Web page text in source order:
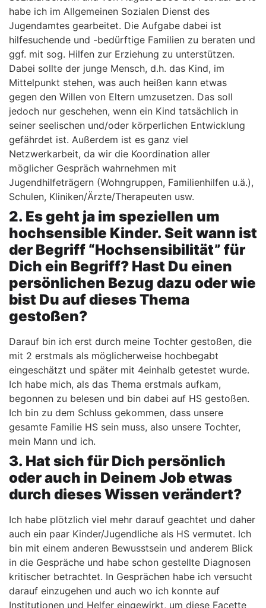
habe ich im Allgemeinen Sozialen Dienst des
Jugendamtes gearbeitet. Die Aufgabe dabei ist
hilfesuchende und -bedürftige Familien zu beraten und
ggf. mit sog. Hilfen zur Erziehung zu unterstützen.
Dabei sollte der junge Mensch, d.h. das Kind, im
Mittelpunkt stehen, was auch heißen kann etwas
gegen den Willen von Eltern umzusetzen. Das soll
jedoch nur geschehen, wenn ein Kind tatsächlich in
seiner seelischen und/oder körperlichen Entwicklung
gefährdet ist. Außerdem ist es ganz viel
Netzwerkarbeit, da wir die Koordination aller
möglicher Gespräch wahrnehmen mit
Jugendhilfeträgern (Wohngruppen, Familienhilfen u.ä.),
Schulen, Kliniken/Ärzte/Therapeuten usw.
2. Es geht ja im speziellen um
hochsensible Kinder. Seit wann ist
der Begriff “Hochsensibilität” für
Dich ein Begriff? Hast Du einen
persönlichen Bezug dazu oder wie
bist Du auf dieses Thema
gestoßen?
Darauf bin ich erst durch meine Tochter gestoßen, die
mit 2 erstmals als möglicherweise hochbegabt
eingeschätzt und später mit 4einhalb getestet wurde.
Ich habe mich, als das Thema erstmals aufkam,
begonnen zu belesen und bin dabei auf HS gestoßen.
Ich bin zu dem Schluss gekommen, dass unsere
gesamte Familie HS sein muss, also unsere Tochter,
mein Mann und ich.
3. Hat sich für Dich persönlich
oder auch in Deinem Job etwas
durch dieses Wissen verändert?
Ich habe plötzlich viel mehr darauf geachtet und daher
auch ein paar Kinder/Jugendliche als HS vermutet. Ich
bin mit einem anderen Bewusstsein und anderem Blick
in die Gespräche und habe schon gestellte Diagnosen
kritischer betrachtet. In Gesprächen habe ich versucht
darauf einzugehen und auch wo ich konnte auf
Institutionen und Helfer eingewirkt, um diese Facette